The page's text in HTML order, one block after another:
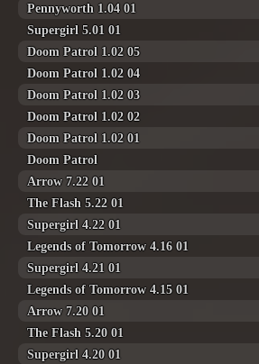
Pennyworth 1.04 01
Supergirl 5.01 01
Doom Patrol 1.02 05
Doom Patrol 1.02 04
Doom Patrol 1.02 03
Doom Patrol 1.02 02
Doom Patrol 1.02 01
Doom Patrol
Arrow 7.22 01
The Flash 5.22 01
Supergirl 4.22 01
Legends of Tomorrow 4.16 01
Supergirl 4.21 01
Legends of Tomorrow 4.15 01
Arrow 7.20 01
The Flash 5.20 01
Supergirl 4.20 01